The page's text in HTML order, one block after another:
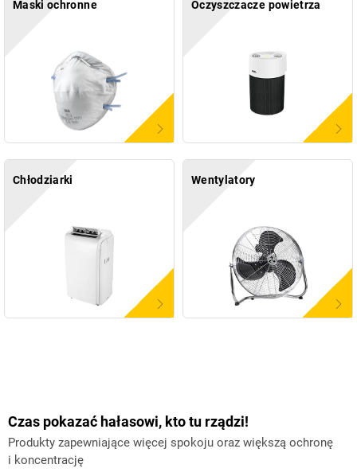
Maski ochronne Oczyszczacze powietrza
Chłodziarki Wentylatory
Czas pokazać hałasowi, kto tu rządzi!
Produkty zapewniające więcej spokoju oraz większą ochronę
i koncentrację